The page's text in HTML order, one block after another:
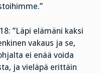
”Läpi elämäni kaksi
vakaus ja se,
ei enää voida
ja vieläpä erittäin